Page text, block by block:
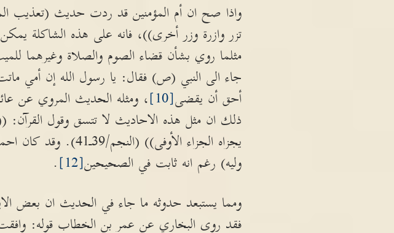
واذا صح ان أم المؤمنين قد ردت حديث (تعذيب
تزر وازرة وزر أخرى))، فانه على هذه الشاكلة
مثلما روي بشأن قضاء الصوم والصلاة وغيرهما
جاء الى النبي (ص) فقال: يا رسول الله إن أمي
أحق أن يقضى[10] ، ومثله الحديث المروي عن
ذلك ان مثل هذه الاحاديث لا تتسق وقول
يجزاه الجزاء
وليه) رغم انه ثابت في الصحيحين[12]
.
ومما يستبعد حدوثه ما جاء في الحديث ان بعض
فقد روى البخاري عن عمر بن الخطاب قوله: